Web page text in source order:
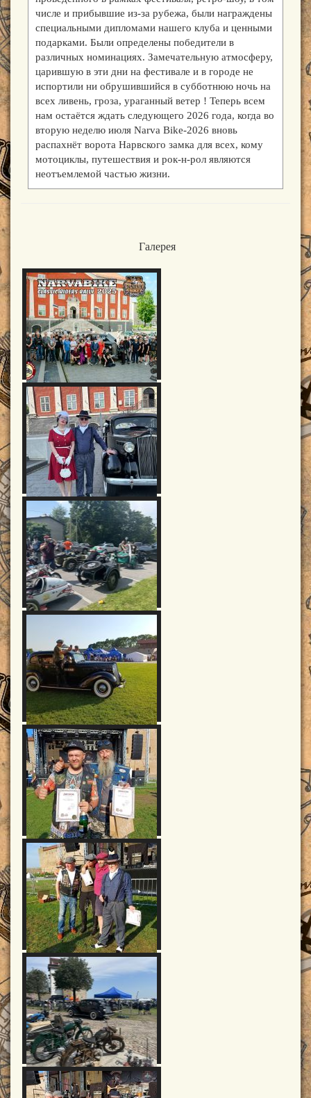
числе и прибывшие из-за рубежа, были награждены
специальными дипломами нашего клуба и ценными
подарками. Были определены победители в
различных номинациях. Замечательную атмосферу,
царившую в эти дни на фестивале и в городе не
испортили ни обрушившийся в субботнюю ночь на
всех ливень, гроза, ураганный ветер ! Теперь всем
нам остаётся ждать следующего 2026 года, когда во
вторую неделю июля Narva Bike-2026 вновь
распахнёт ворота Нарвского замка для всех, кому
мотоциклы, путешествия и рок-н-рол являются
неотъемлемой частью жизни.
Галерея